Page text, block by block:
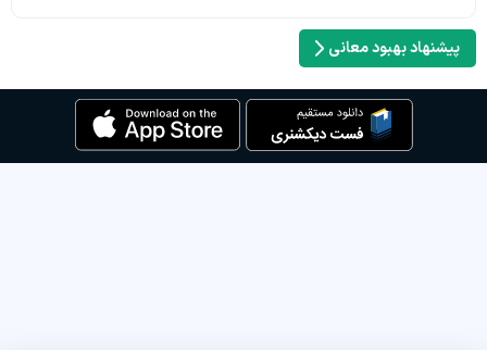
پیشنهاد بهبود معانی